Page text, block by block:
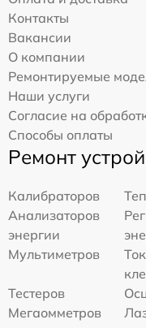
Контакты
Вакансии
О компании
Ремонтируемые
Наши услуги
Согласие на
Способы оплаты
Ремонт
Калибраторов
Анализаторов
энергии
Мультиметров
Тестеров
Мегаомметров